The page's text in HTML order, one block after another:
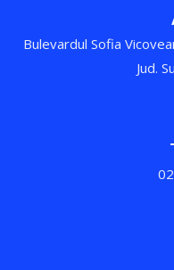
Bulevardul Sofia
Jud.